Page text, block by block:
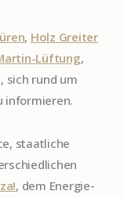
, Holz Greiter
Lüftung,
sich rund um
informieren.
staatliche
, dem Energie-